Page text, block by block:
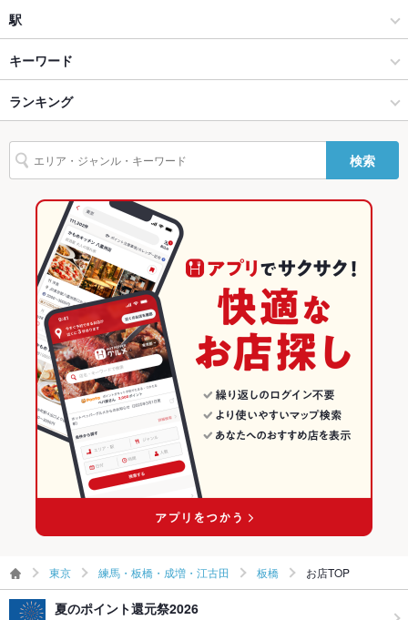
設備
バリアフリ
ー
なし
TV・プロジ
その他設備 －
その他
飲み放題 なし
食べ放題 なし
お子様連れ お子様連れ歓迎
ウェディン
グパーティ
ー二次会
－
－
お好み焼き
練馬・板橋・成増・江古田 × お好み焼き・もんじゃ
練馬・板橋・成増・江古田 × お好み焼き
板橋駅 × お好み焼き・もんじゃ
板橋駅 × お好み焼き
板橋
板橋 × お好み焼き・もんじゃ
板橋 × お好み焼き
東京
東京 × お好み焼き・もんじゃ
東京 × お好み焼き
駅
板橋駅
下板橋駅
新板橋駅
キーワード
からあげ
ランキング
東京のグルメランキング
東京のお好み焼き・もんじゃランキング
練馬・板橋・成増・江古田のグルメランキング
練馬・板橋・成増・江古田のお好み焼き・もんじゃランキング
板橋のグルメランキング
検索
東京 練馬・板橋・成増・江古田 板橋 お店TOP
夏のポイント還元祭2026